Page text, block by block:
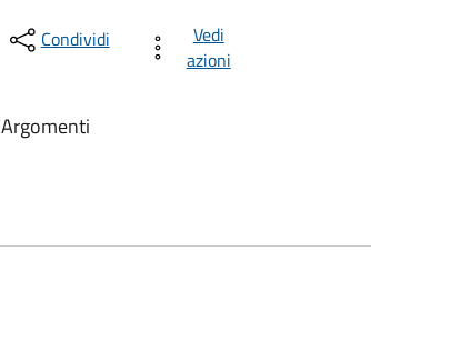
Condividi
Vedi
azioni
Argomenti